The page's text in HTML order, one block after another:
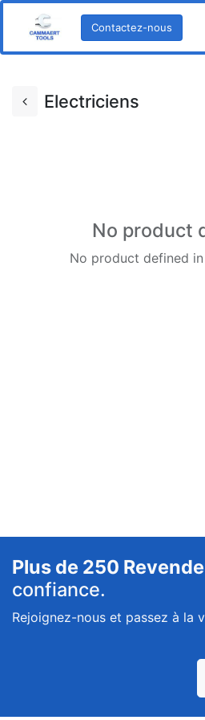
Contactez-nous
Electriciens
No product
No product defined
Plus de 250
confiance.
Rejoignez-nous et passez à la